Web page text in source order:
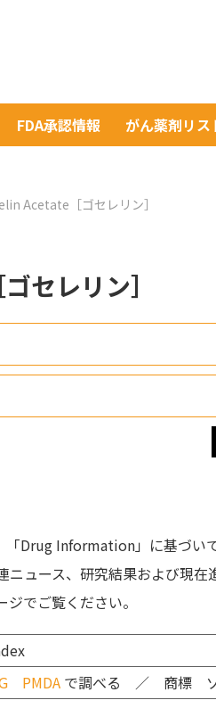
FDA承認情報 がん薬剤リス
Acetate［ゴセレリン］
セレリン］
Drug Information」に基づい
ュース、研究結果および現
でご覧ください。
PMDA で調べる ／ 商標 ゾ